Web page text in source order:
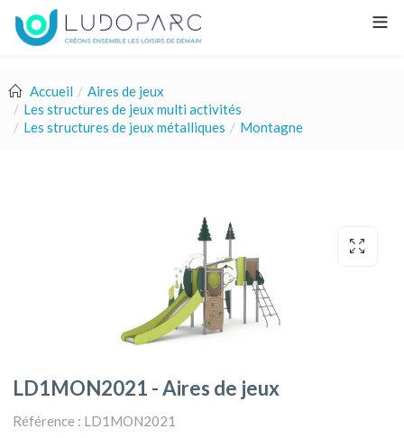
Accueil
Aires de jeux
Les structures de jeux multi activités
Les structures de jeux métalliques
Montagne
LD1MON2021 - Aires de jeux
Référence : LD1MON2021